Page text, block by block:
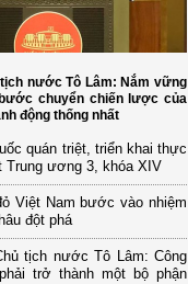
nước Tô Lâm: Nắm vững
chuyển chiến lược của
động thống nhất
quán triệt, triển khai thực
Trung ương 3, khóa XIV
Việt Nam bước vào nhiệm
đột phá
tịch nước Tô Lâm: Công
trở thành một bộ phận